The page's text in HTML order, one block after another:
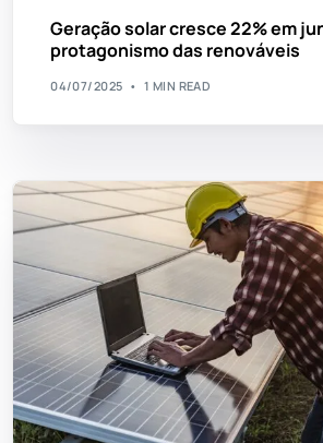
Geração solar cresce 22% em
protagonismo das renováveis
04/07/2025 1 MIN READ